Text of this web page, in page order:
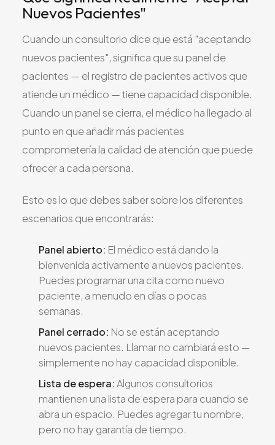
Nuevos Pacientes"
Cuando un consultorio dice que está "aceptando
nuevos pacientes", significa que su panel de
pacientes — el registro de pacientes activos que
atiende un médico — tiene capacidad disponible.
Cuando un panel se cierra, el médico ha llegado al
punto en que añadir más pacientes
comprometería la calidad de atención que puede
ofrecer a cada persona.
Esto es lo que debes saber sobre los diferentes
escenarios que encontrarás:
Panel abierto: El médico está dando la
bienvenida activamente a nuevos pacientes.
Puedes programar una cita como nuevo
paciente, a menudo en días o pocas
semanas.
Panel cerrado: No se están aceptando
nuevos pacientes. Llamar no cambiará esto —
simplemente no hay capacidad disponible.
Lista de espera:Algunos consultorios
mantienen una lista de espera para cuando se
abra un espacio. Puedes agregar tu nombre,
pero no hay garantía de tiempo.